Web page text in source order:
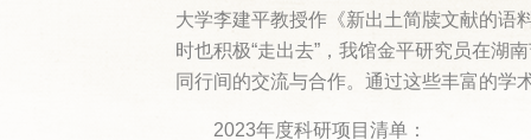
大学李建平教授作《新出土简牍文献的语
时也积极“走出去”，我馆金平研究员在湖
同行间的交流与合作。通过这些丰富的学
2023年度科研项目清单：